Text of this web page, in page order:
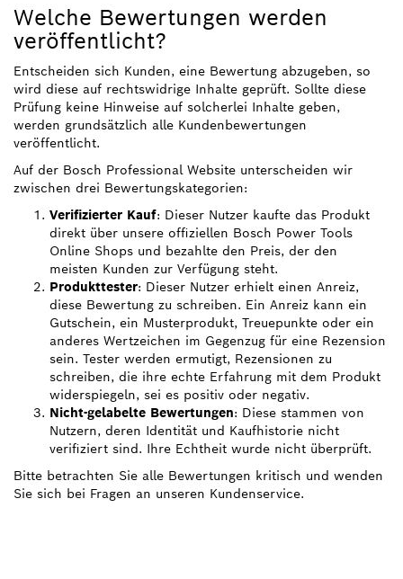
Welche Bewertungen werden
veröffentlicht?
Entscheiden sich Kunden, eine Bewertung abzugeben, so
wird diese auf rechtswidrige Inhalte geprüft. Sollte diese
Prüfung keine Hinweise auf solcherlei Inhalte geben,
werden grundsätzlich alle Kundenbewertungen
veröffentlicht.
Auf der Bosch Professional Website unterscheiden wir
zwischen drei Bewertungskategorien:
Verifizierter Kauf: Dieser Nutzer kaufte das Produkt
direkt über unsere offiziellen Bosch Power Tools
Online Shops und bezahlte den Preis, der den
meisten Kunden zur Verfügung steht.
Produkttester: Dieser Nutzer erhielt einen Anreiz,
diese Bewertung zu schreiben. Ein Anreiz kann ein
Gutschein, ein Musterprodukt, Treuepunkte oder ein
anderes Wertzeichen im Gegenzug für eine Rezension
sein. Tester werden ermutigt, Rezensionen zu
schreiben, die ihre echte Erfahrung mit dem Produkt
widerspiegeln, sei es positiv oder negativ.
Nicht-gelabelte Bewertungen: Diese stammen von
Nutzern, deren Identität und Kaufhistorie nicht
verifiziert sind. Ihre Echtheit wurde nicht überprüft.
Bitte betrachten Sie alle Bewertungen kritisch und wenden
Sie sich bei Fragen an unseren Kundenservice.